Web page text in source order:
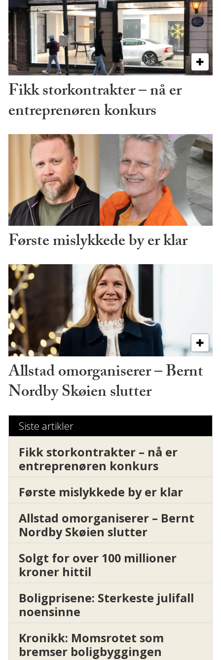
Fikk storkontrakter – nå er
entreprenøren konkurs
Første mislykkede by er klar
Allstad omorganiserer – Bernt
Nordby Skøien slutter
Siste artikler
Fikk storkontrakter – nå er
entreprenøren konkurs
Første mislykkede by er klar
Allstad omorganiserer – Bernt
Nordby Skøien slutter
Solgt for over 100 millioner
kroner hittil
Boligprisene: Sterkeste julifall
noensinne
Kronikk: Momsrotet som
bremser boligbyggingen